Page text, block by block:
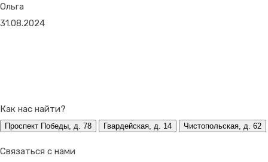
Ольга
31.08.2024
Как нас найти?
Проспект Победы, д. 78 Гвардейская, д. 14 Чистопольская, д. 62
Связаться с нами